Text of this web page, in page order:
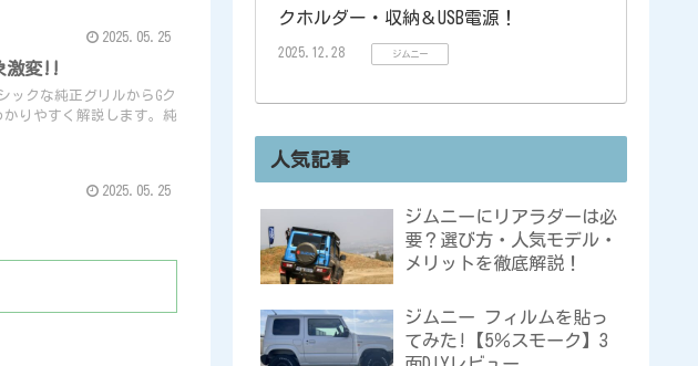
2025.05.25
激変!!
ックな純正グリルからGク
りやすく解説します。純
2025.05.25
クホルダー・収納＆USB電源！
2025.12.28 ジムニー
人気記事
ジムニーにリアラダーは必
要？選び方・人気モデル・
メリットを徹底解説！
ジムニー フィルムを貼っ
てみた!【5％スモーク】3